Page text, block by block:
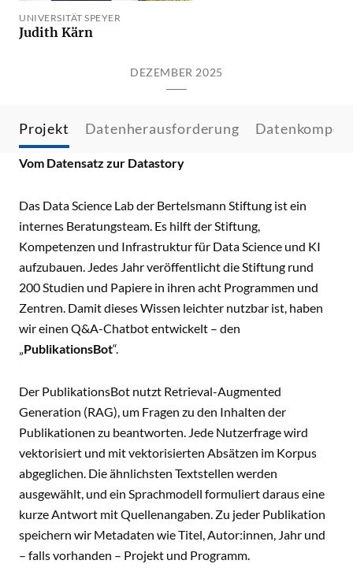
UNIVERSITÄT SPEYER
Judith Kärn
DEZEMBER 2025
Projekt Datenherausforderung
Vom Datensatz zur Datastory
Das Data Science Lab der Bertelsmann Stiftung ist ein
internes Beratungsteam. Es hilft der Stiftung,
Kompetenzen und Infrastruktur für Data Science und KI
aufzubauen. Jedes Jahr veröffentlicht die Stiftung rund
200 Studien und Papiere in ihren acht Programmen und
Zentren. Damit dieses Wissen leichter nutzbar ist, haben
wir einen Q&A-Chatbot entwickelt – den
„PublikationsBot“.
Der PublikationsBot nutzt Retrieval-Augmented
Generation (RAG), um Fragen zu den Inhalten der
Publikationen zu beantworten. Jede Nutzerfrage wird
vektorisiert und mit vektorisierten Absätzen im Korpus
abgeglichen. Die ähnlichsten Textstellen werden
ausgewählt, und ein Sprachmodell formuliert daraus eine
kurze Antwort mit Quellenangaben. Zu jeder Publikation
speichern wir Metadaten wie Titel, Autor:innen, Jahr und
– falls vorhanden – Projekt und Programm.